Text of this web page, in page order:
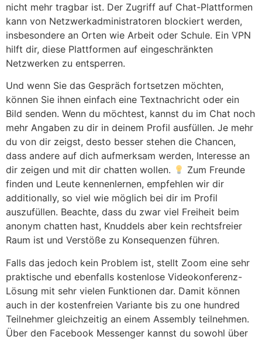
nicht mehr tragbar ist. Der Zugriff auf Chat-Plattformen
kann von Netzwerkadministratoren blockiert werden,
insbesondere an Orten wie Arbeit oder Schule. Ein VPN
hilft dir, diese Plattformen auf eingeschränkten
Netzwerken zu entsperren.
Und wenn Sie das Gespräch fortsetzen möchten,
können Sie ihnen einfach eine Textnachricht oder ein
Bild senden. Wenn du möchtest, kannst du im Chat noch
mehr Angaben zu dir in deinem Profil ausfüllen. Je mehr
du von dir zeigst, desto besser stehen die Chancen,
dass andere auf dich aufmerksam werden, Interesse an
dir zeigen und mit dir chatten wollen.
Zum Freunde
finden und Leute kennenlernen, empfehlen wir dir
additionally, so viel wie möglich bei dir im Profil
auszufüllen. Beachte, dass du zwar viel Freiheit beim
anonym chatten hast, Knuddels aber kein rechtsfreier
Raum ist und Verstöße zu Konsequenzen führen.
Falls das jedoch kein Problem ist, stellt Zoom eine sehr
praktische und ebenfalls kostenlose Videokonferenz-
Lösung mit sehr vielen Funktionen dar. Damit können
auch in der kostenfreien Variante bis zu one hundred
Teilnehmer gleichzeitig an einem Assembly teilnehmen.
Über den Facebook Messenger kannst du sowohl über